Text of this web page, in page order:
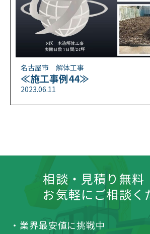
名古屋市 解体工事
≪施工事例44≫
2023.06.11
相談・見積り無料
お気軽にご相談く
・業界最安値に挑戦中